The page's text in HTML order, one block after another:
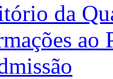
da
ao